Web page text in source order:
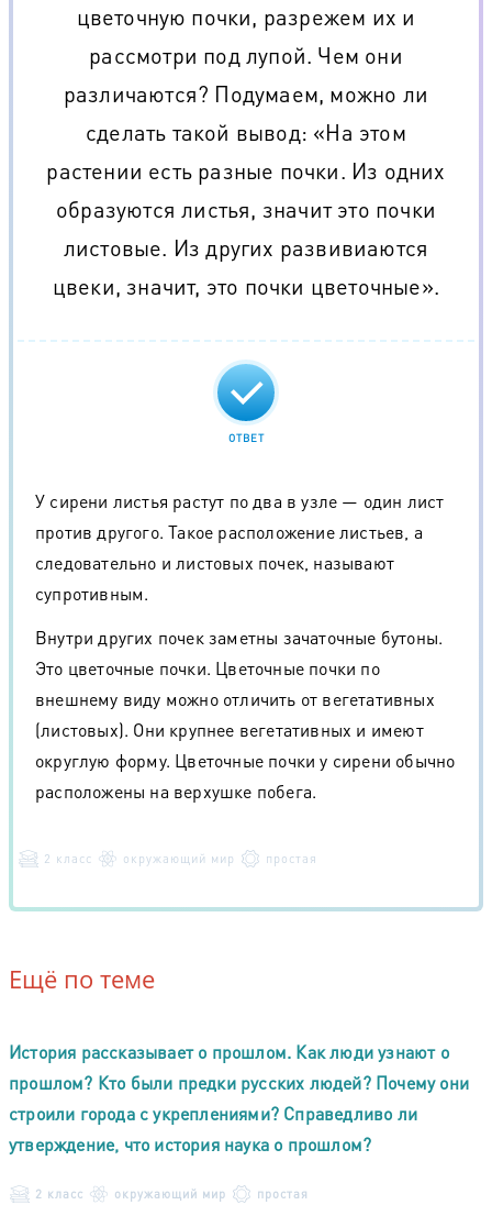
цветочную почки, разрежем их и
рассмотри под лупой. Чем они
различаются? Подумаем, можно ли
сделать такой вывод: «На этом
растении есть разные почки. Из одних
образуются листья, значит это почки
листовые. Из других развивиаются
цвеки, значит, это почки цветочные».
ОТВЕТ
У сирени листья растут по два в узле — один лист
против другого. Такое расположение листьев, а
следовательно и листовых почек, называют
супротивным.
Внутри других почек заметны зачаточные бутоны.
Это цветочные почки. Цветочные почки по
внешнему виду можно отличить от вегетативных
(листовых). Они крупнее вегетативных и имеют
округлую форму. Цветочные почки у сирени обычно
расположены на верхушке побега.
2 класс окружающий мир простая
Ещё по теме
История рассказывает о прошлом. Как люди узнают о
прошлом? Кто были предки русских людей? Почему они
строили города с укреплениями? Справедливо ли
утверждение, что история наука о прошлом?
2 класс окружающий мир простая